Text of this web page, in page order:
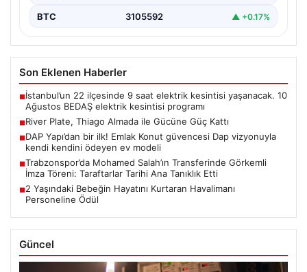
BTC 3105592 ▲ +0.17%
Son Eklenen Haberler
■İstanbul’un 22 ilçesinde 9 saat elektrik kesintisi yaşanacak. 10
Ağustos BEDAŞ elektrik kesintisi programı
■River Plate, Thiago Almada ile Gücüne Güç Kattı
■DAP Yapı’dan bir ilk! Emlak Konut güvencesi Dap vizyonuyla
kendi kendini ödeyen ev modeli
■Trabzonspor’da Mohamed Salah’ın Transferinde Görkemli
İmza Töreni: Taraftarlar Tarihi Ana Tanıklık Etti
■2 Yaşındaki Bebeğin Hayatını Kurtaran Havalimanı
Personeline Ödül
Güncel